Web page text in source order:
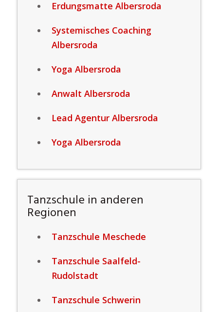
Erdungsmatte Albersroda
Systemisches Coaching
Albersroda
Yoga Albersroda
Anwalt Albersroda
Lead Agentur Albersroda
Yoga Albersroda
Tanzschule in anderen
Regionen
Tanzschule Meschede
Tanzschule Saalfeld-
Rudolstadt
Tanzschule Schwerin